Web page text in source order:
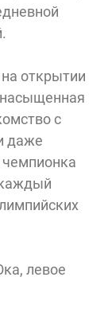
открытии
с
даже
левое